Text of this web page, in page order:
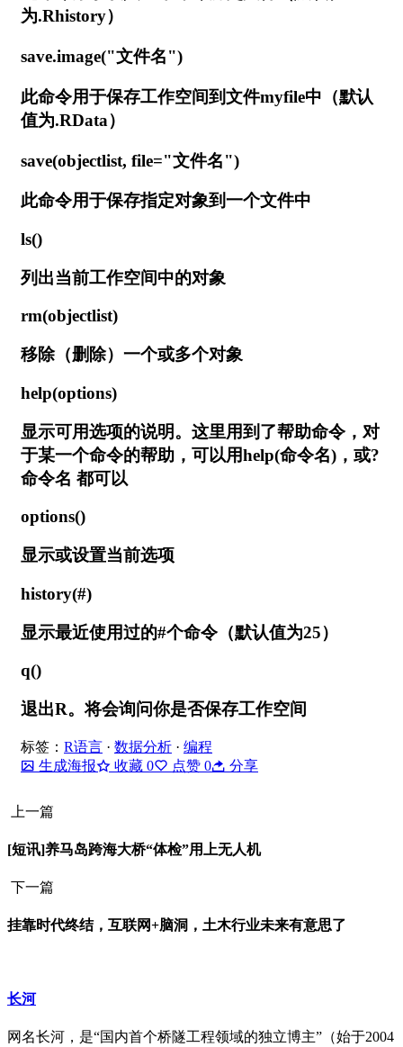
为.Rhistory）
save.image("文件名")
此命令用于保存工作空间到文件myfile中（默认
值为.RData）
save(objectlist, file="文件名")
此命令用于保存指定对象到一个文件中
ls()
列出当前工作空间中的对象
rm(objectlist)
移除（删除）一个或多个对象
help(options)
显示可用选项的说明。这里用到了帮助命令，对
于某一个命令的帮助，可以用help(命令名)，或?
命令名 都可以
options()
显示或设置当前选项
history(#)
显示最近使用过的#个命令（默认值为25）
q()
退出R。将会询问你是否保存工作空间
标签： R语言 · 数据分析 · 编程
生成海报
收藏 0 点赞 0 分享
上一篇
[短讯]养马岛跨海大桥“体检”用上无人机
下一篇
挂靠时代终结，互联网+脑洞，土木行业未来有意思了
长河
网名长河，是“国内首个桥隧工程领域的独立博主”（始于2004